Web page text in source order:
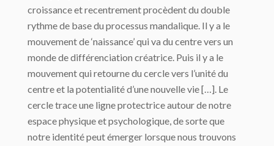
croissance et recentrement procèdent du double
rythme de base du processus mandalique. Il y a le
mouvement de ‘naissance’ qui va du centre vers un
monde de différenciation créatrice. Puis il y a le
mouvement qui retourne du cercle vers l’unité du
centre et la potentialité d’une nouvelle vie […]. Le
cercle trace une ligne protectrice autour de notre
espace physique et psychologique, de sorte que
notre identité peut émerger lorsque nous trouvons